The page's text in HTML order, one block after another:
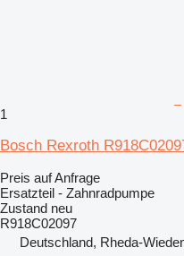
1
Bosch Rexroth
Preis auf Anfrage
Ersatzteil - Zahnradpumpe
Zustand neu
R918C02097
Deutschland, Rheda-